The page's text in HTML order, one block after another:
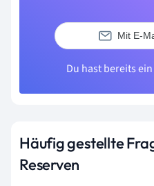
Mit E-
Du hast bereits
Häufig gestellte
Reserven